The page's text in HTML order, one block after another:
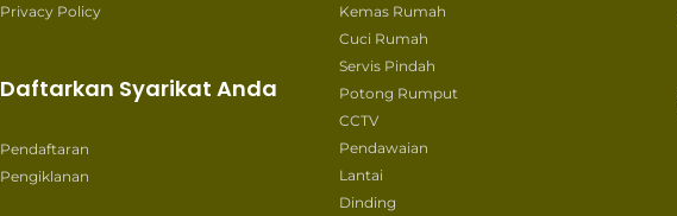
Privacy Policy
Daftarkan Syarikat Anda
Pendaftaran
Pengiklanan
Kemas Rumah
Cuci Rumah
Servis Pindah
Potong Rumput
CCTV
Pendawaian
Lantai
Dinding